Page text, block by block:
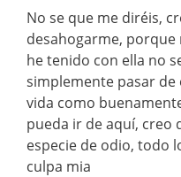
No se que me diréis,
desahogarme,
he tenido con ella no
simplemente pasar
vida como
pueda ir de aquí, creo
especie de odio, todo
culpa mia